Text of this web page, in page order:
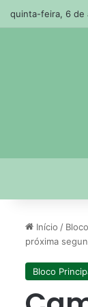
quinta-feira, 6 de
Início /
próxima
Bloco